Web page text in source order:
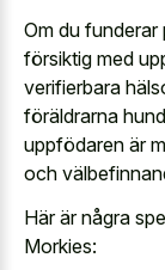
Om du funderar
försiktig med
verifierbara
föräldrarna
uppfödaren är
och
Här är några
Morkies: